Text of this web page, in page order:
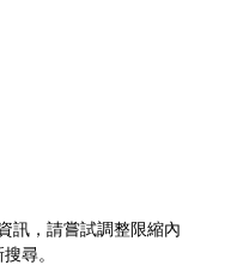
訊，請嘗試調整限縮內
尋。